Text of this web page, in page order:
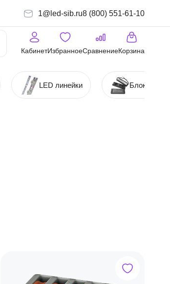
1@led-sib.ru8 (800) 551-61-10
КабинетИзбранноеСравнениеКорзина
LED линейки Блоки